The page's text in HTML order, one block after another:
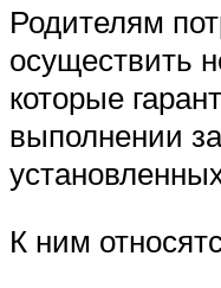
Родителям
осуществить
которые
выполнении
К ним